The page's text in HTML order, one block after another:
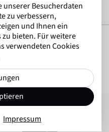
ZUBEHÖR &
Underwear Set WARM
unserer Besucherdaten
zu verbessern,
und Ihnen ein
bieten. Für weitere
verwendeten Cookies
Impressum